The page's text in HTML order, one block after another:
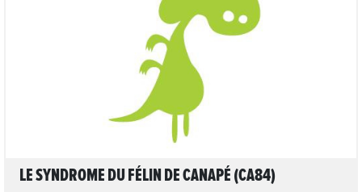
LIRE L'ARTICLE
LE SYNDROME DU FÉLIN DE CANAPÉ (CA84)